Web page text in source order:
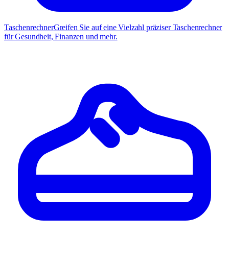
TaschenrechnerGreifen Sie auf eine Vielzahl präziser Taschenrechner
für Gesundheit, Finanzen und mehr.